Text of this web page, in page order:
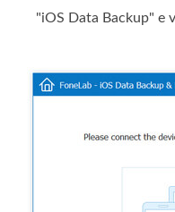
"iOS Data Backup" e